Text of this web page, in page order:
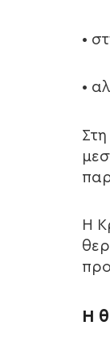
•
•
Στη
Η
Η